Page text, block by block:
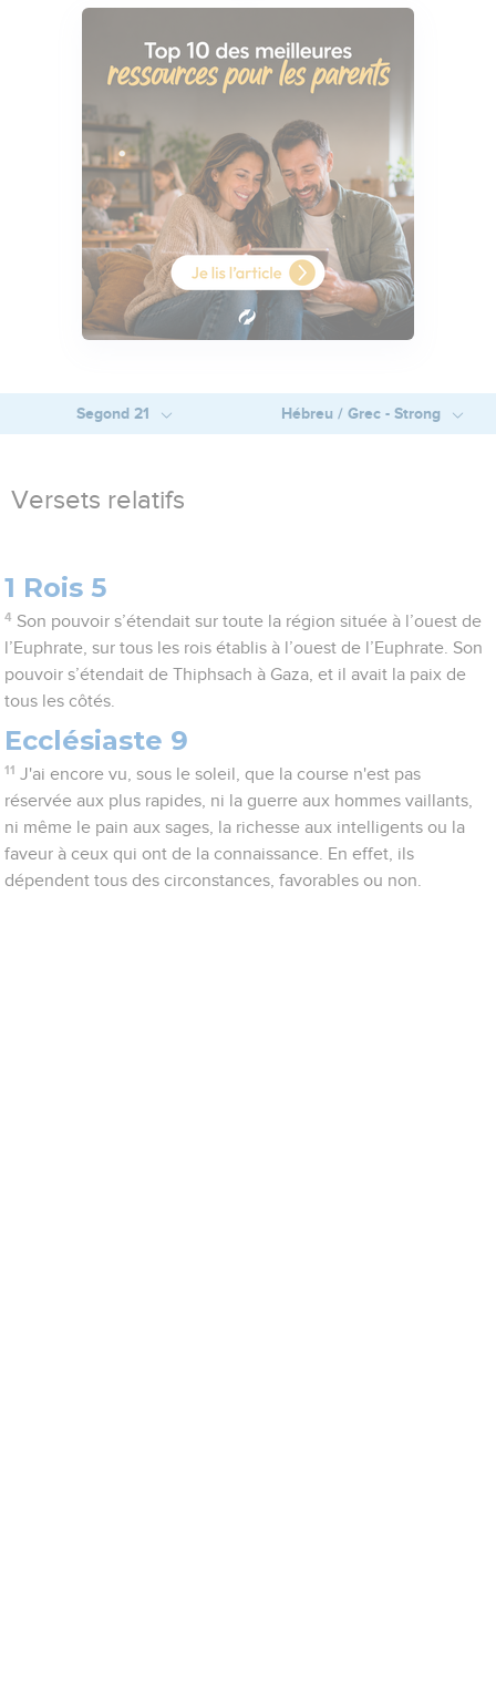
Segond 21 Hébreu / Grec - Strong
Versets relatifs
1 Rois 5
4 Son pouvoir s’étendait sur toute la région située à l’ouest de
l’Euphrate, sur tous les rois établis à l’ouest de l’Euphrate. Son
pouvoir s’étendait de Thiphsach à Gaza, et il avait la paix de
tous les côtés.
Ecclésiaste 9
11 J'ai encore vu, sous le soleil, que la course n'est pas
réservée aux plus rapides, ni la guerre aux hommes vaillants,
ni même le pain aux sages, la richesse aux intelligents ou la
faveur à ceux qui ont de la connaissance. En effet, ils
dépendent tous des circonstances, favorables ou non.